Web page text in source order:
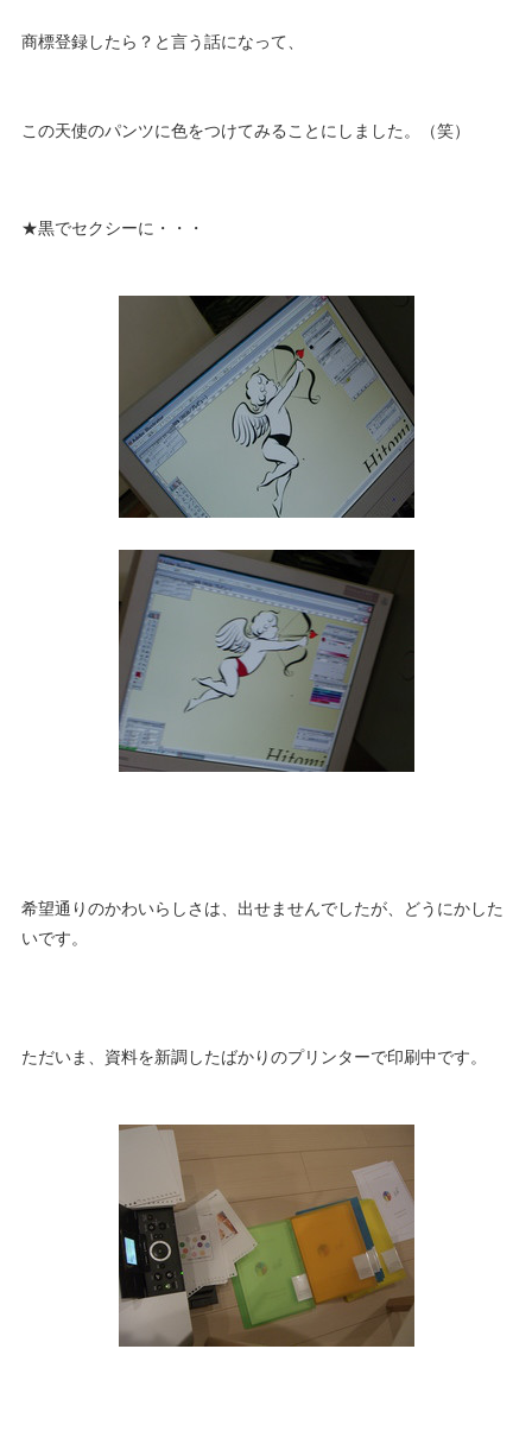
商標登録したら？と言う話になって、
この天使のパンツに色をつけてみることにしました。（笑）
★黒でセクシーに・・・
希望通りのかわいらしさは、出せませんでしたが、どうにかした
いです。
ただいま、資料を新調したばかりのプリンターで印刷中です。